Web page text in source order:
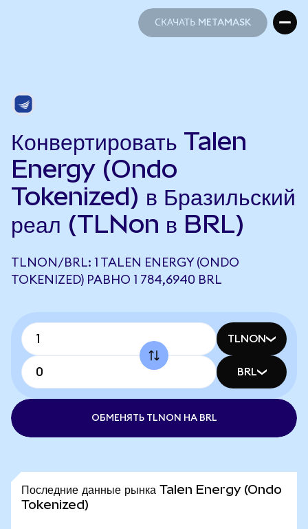
СКАЧАТЬ METAMASK
Конвертировать Talen
Energy (Ondo
Tokenized) в Бразильский
реал (TLNon в BRL)
TLNON/BRL: 1 TALEN ENERGY (ONDO
TOKENIZED) РАВНО 1 784,6940 BRL
TLNON
BRL
ОБМЕНЯТЬ TLNON НА BRL
Последние данные рынка Talen Energy (Ondo
Tokenized)